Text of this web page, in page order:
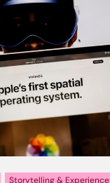
Storytelling & Experience